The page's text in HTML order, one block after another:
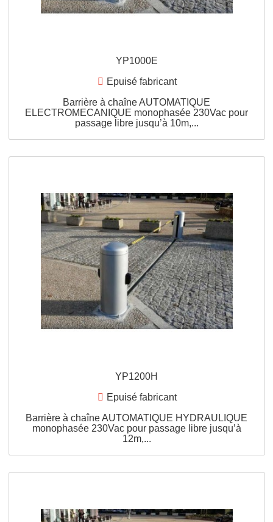
Epuisé fabricant
passage libre jusqu’à 22m,...
Barrière à chaîne AUTOMATIQUE
ELECTROMECANIQUE monophasée 230Vac
passage libre jusqu’à 10m,...
APERÇU RAPIDE